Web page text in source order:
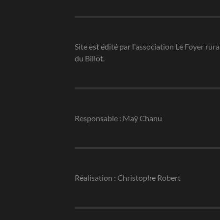
Site est édité par l'association Le Foyer
du Billot.
Responsable : Maÿ Chanu
Réalisation : Christophe Robert